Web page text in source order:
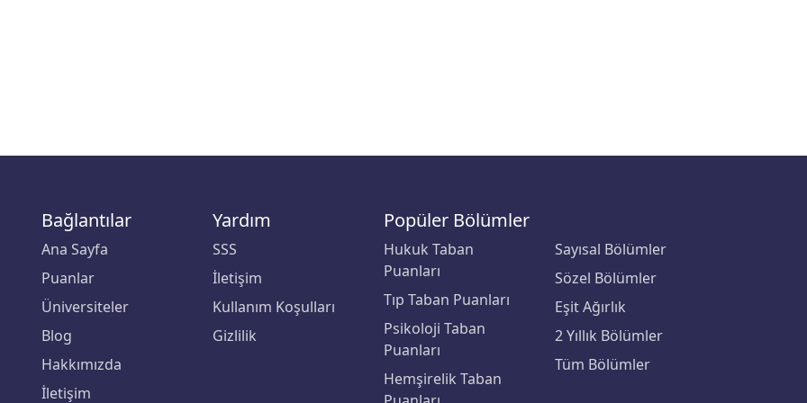
Bağlantılar
Ana Sayfa
Puanlar
Üniversiteler
Blog
Hakkımızda
İletişim
Yardım
SSS
İletişim
Kullanım Koşulları
Gizlilik
Popüler Bölümler
Hukuk Taban
Puanları
Tıp Taban Puanları
Psikoloji Taban
Puanları
Hemşirelik Taban
Sayısal Bölümler
Sözel Bölümler
Eşit Ağırlık
2 Yıllık Bölümler
Tüm Bölümler